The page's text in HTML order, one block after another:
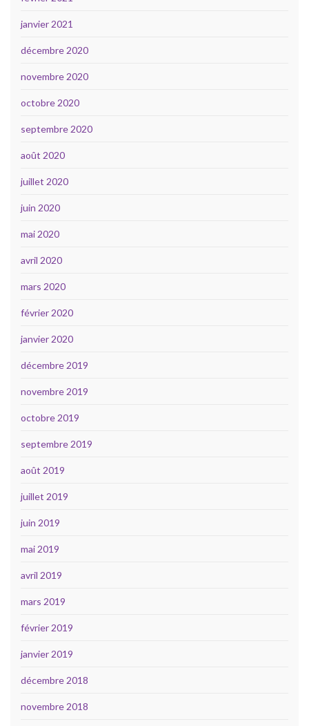
janvier 2021
décembre 2020
novembre 2020
octobre 2020
septembre 2020
août 2020
juillet 2020
juin 2020
mai 2020
avril 2020
mars 2020
février 2020
janvier 2020
décembre 2019
novembre 2019
octobre 2019
septembre 2019
août 2019
juillet 2019
juin 2019
mai 2019
avril 2019
mars 2019
février 2019
janvier 2019
décembre 2018
novembre 2018